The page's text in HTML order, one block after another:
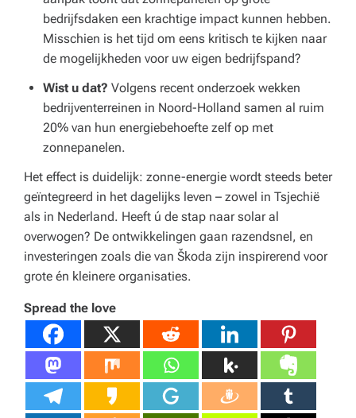
bedrijfsdaken een krachtige impact kunnen hebben.
Misschien is het tijd om eens kritisch te kijken naar
de mogelijkheden voor uw eigen bedrijfspand?
Wist u dat? Volgens recent onderzoek wekken
bedrijventerreinen in Noord-Holland samen al ruim
20% van hun energiebehoefte zelf op met
zonnepanelen.
Het effect is duidelijk: zonne-energie wordt steeds beter
geïntegreerd in het dagelijks leven – zowel in Tsjechië
als in Nederland. Heeft ú de stap naar solar al
overwogen? De ontwikkelingen gaan razendsnel, en
investeringen zoals die van Škoda zijn inspirerend voor
grote én kleinere organisaties.
Spread the love